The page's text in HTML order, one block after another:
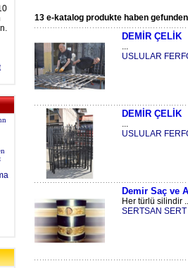
13 e-katalog produkte haben gefunden
DEMİR ÇELİK
...
USLULAR
DEMİR ÇELİK
...
USLULAR
Demir Saç ve
Her türlü silindir
SERTSAN